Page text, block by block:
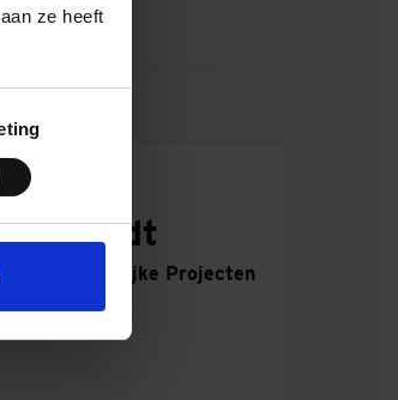
ze heeft
het spoor bij het
Wildt
Infra Landelijke Projecten